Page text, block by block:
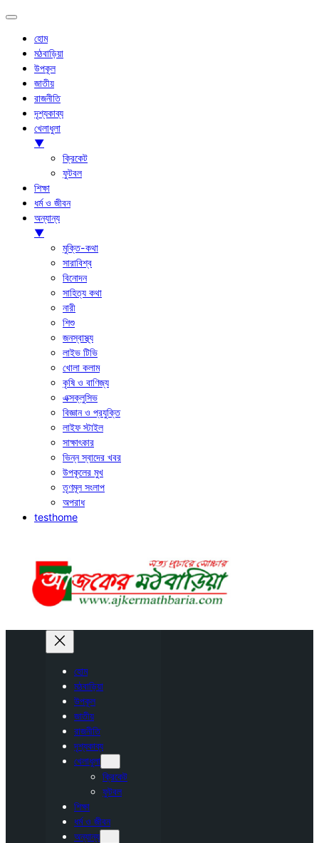
হোম
মঠবাড়িয়া
উপকূল
জাতীয়
রাজনীতি
দৃশ্যকাব্য
খেলাধুলা
▼
ক্রিকেট
ফুটবল
শিক্ষা
ধর্ম ও জীবন
অন্যান্য
▼
মুক্তি-কথা
সারাবিশ্ব
বিনোদন
সাহিত্য কথা
নারী
শিশু
জনস্বাস্থ্য
লাইভ টিভি
খোলা কলাম
কৃষি ও বাণিজ্য
এক্সক্লুসিভ
বিজ্ঞান ও প্রযুক্তি
লাইফ স্টাইল
সাক্ষাৎকার
ভিন্ন স্বাদের খবর
উপকূলের মুখ
তৃণমূল সংলাপ
অপরাধ
testhome
হোম
মঠবাড়িয়া
উপকূল
জাতীয়
রাজনীতি
দৃশ্যকাব্য
খেলাধুলা
ক্রিকেট
ফুটবল
শিক্ষা
ধর্ম ও জীবন
অন্যান্য